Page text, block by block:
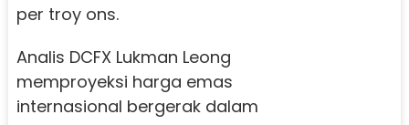
per troy ons.
Analis DCFX Lukman Leong
memproyeksi harga emas
internasional bergerak dalam